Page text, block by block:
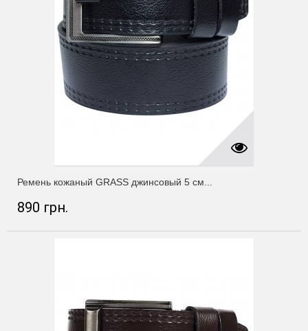
Ремень кожаный GRASS джинсовый 5 см...
890 грн.